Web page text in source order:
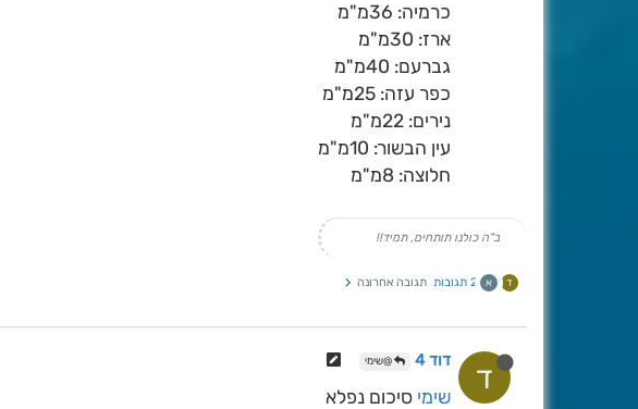
כרמיה: 36מ"מ
ארז: 30מ"מ
גברעם: 40מ"מ
כפר עזה: 25מ"מ
נירים: 22מ"מ
עין הבשור: 10מ"מ
חלוצה: 8מ"מ
ב"ה כולנו תותחים, תמיד!!
ד א 2 תגובות תגובה אחרונה
ד דוד 4 @שימי
שימי סיכום נפלא